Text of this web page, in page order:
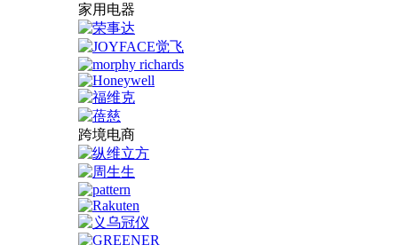
家用电器
跨境电商